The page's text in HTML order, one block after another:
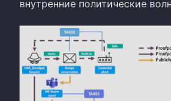
внутренние политические